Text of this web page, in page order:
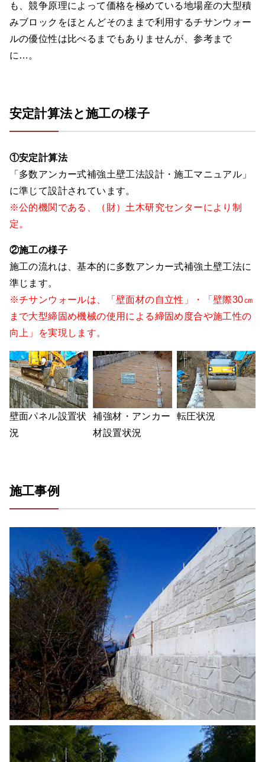
も、競争原理によって価格を極めている地場産の大型積
みブロックをほとんどそのままで利用するチサンウォー
ルの優位性は比べるまでもありませんが、参考まで
に…。
安定計算法と施工の様子
①安定計算法
「多数アンカー式補強土壁工法設計・施工マニュアル」
に準じて設計されています。
※公的機関である、（財）土木研究センターにより制
定。
②施工の様子
施工の流れは、基本的に多数アンカー式補強土壁工法に
準じます。
※チサンウォールは、「壁面材の自立性」・「壁際30㎝
まで大型締固め機械の使用による締固め度合や施工性の
向上」を実現します。
壁面パネル設置状
況
補強材・アンカー
材設置状況
転圧状況
施工事例